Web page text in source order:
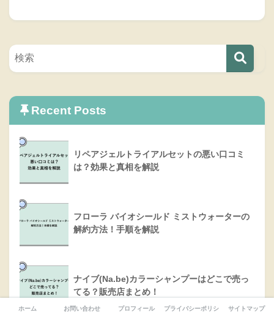
Recent Posts
リペアジェルトライアルセットの悪い口コミ
は？効果と真相を解説
フローラ バイオシールド ミストウォーターの
解約方法！手順を解説
ナイブ(Na.be)カラーシャンプーはどこで売っ
てる？販売店まとめ！
ホーム お問い合わせ プロフィール プライバシーポリシー サイトマップ